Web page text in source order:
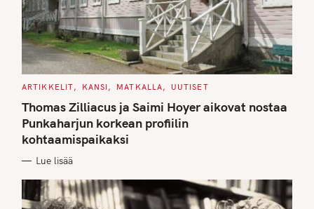
C
T
E
G
O
R
I
S
ARTIKKELIT KANSI MATKALLA UUTISET
Thomas Zilliacus ja Saimi Hoyer aikovat nostaa
Punkaharjun korkean profiilin
kohtaamispaikaksi
Lue lisää